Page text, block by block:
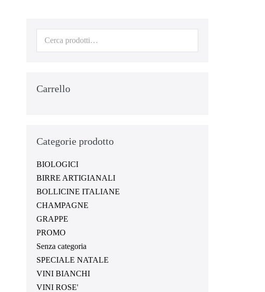
Carrello
Categorie prodotto
BIOLOGICI
BIRRE ARTIGIANALI
BOLLICINE ITALIANE
CHAMPAGNE
GRAPPE
PROMO
Senza categoria
SPECIALE NATALE
VINI BIANCHI
VINI ROSE'